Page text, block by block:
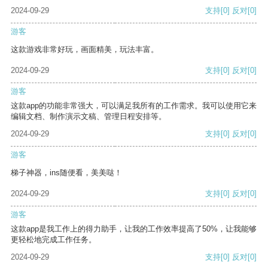
2024-09-29 支持[0] 反对[0]
游客
这款游戏非常好玩，画面精美，玩法丰富。
2024-09-29 支持[0] 反对[0]
游客
这款app的功能非常强大，可以满足我所有的工作需求。我可以使用它来
编辑文档、制作演示文稿、管理日程安排等。
2024-09-29
支持[0] 反对[0]
游客
梯子神器，ins随便看，美美哒！
2024-09-29 支持[0] 反对[0]
游客
这款app是我工作上的得力助手，让我的工作效率提高了50%，让我能够
更轻松地完成工作任务。
2024-09-29
支持[0] 反对[0]